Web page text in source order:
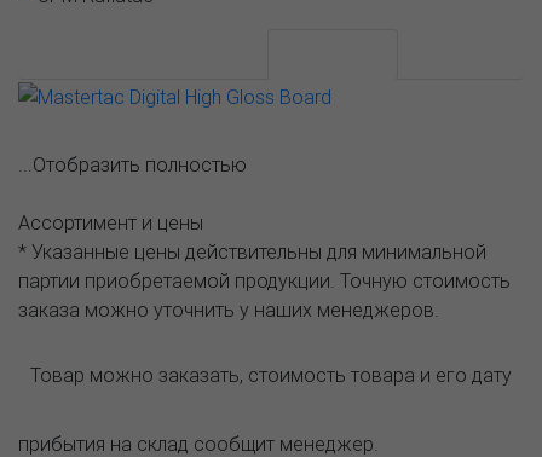
...Отобразить полностью
Ассортимент и цены
* Указанные цены действительны для минимальной
партии приобретаемой продукции. Точную стоимость
заказа можно уточнить у наших менеджеров.
Товар можно заказать, стоимость товара и его дату
прибытия на склад сообщит менеджер.